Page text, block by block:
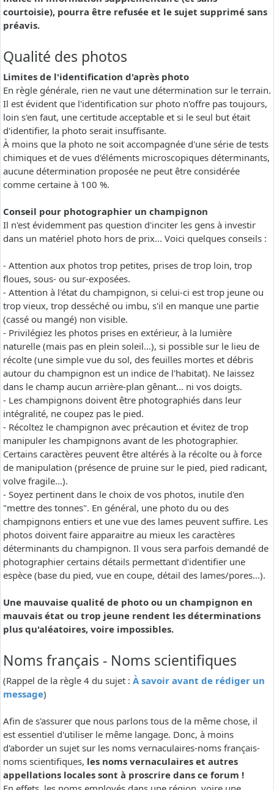
courtoisie), pourra être refusée et le sujet supprimé sans
préavis.
Qualité des photos
Limites de l'identification d'après photo
En règle générale, rien ne vaut une détermination sur le terrain.
Il est évident que l'identification sur photo n'offre pas toujours,
loin s'en faut, une certitude acceptable et si le seul but était
d'identifier, la photo serait insuffisante.
À moins que la photo ne soit accompagnée d'une série de tests
chimiques et de vues d'éléments microscopiques déterminants,
aucune détermination proposée ne peut être considérée
comme certaine à 100 %.
Conseil pour photographier un champignon
Il n'est évidemment pas question d'inciter les gens à investir
dans un matériel photo hors de prix... Voici quelques conseils :
- Attention aux photos trop petites, prises de trop loin, trop
floues, sous- ou sur-exposées.
- Attention à l'état du champignon, si celui-ci est trop jeune ou
trop vieux, trop desséché ou imbu, s'il en manque une partie
(cassé ou mangé) non visible.
- Privilégiez les photos prises en extérieur, à la lumière
naturelle (mais pas en plein soleil...), si possible sur le lieu de
récolte (une simple vue du sol, des feuilles mortes et débris
autour du champignon est un indice de l'habitat). Ne laissez
dans le champ aucun arrière-plan gênant... ni vos doigts.
- Les champignons doivent être photographiés dans leur
intégralité, ne coupez pas le pied.
- Récoltez le champignon avec précaution et évitez de trop
manipuler les champignons avant de les photographier.
Certains caractères peuvent être altérés à la récolte ou à force
de manipulation (présence de pruine sur le pied, pied radicant,
volve fragile...).
- Soyez pertinent dans le choix de vos photos, inutile d'en
"mettre des tonnes". En général, une photo du ou des
champignons entiers et une vue des lames peuvent suffire. Les
photos doivent faire apparaitre au mieux les caractères
déterminants du champignon. Il vous sera parfois demandé de
photographier certains détails permettant d'identifier une
espèce (base du pied, vue en coupe, détail des lames/pores...).
Une mauvaise qualité de photo ou un champignon en
mauvais état ou trop jeune rendent les déterminations
plus qu'aléatoires, voire impossibles.
Noms français - Noms scientifiques
(Rappel de la règle 4 du sujet : À savoir avant de rédiger un
message)
Afin de s'assurer que nous parlons tous de la même chose, il
est essentiel d'utiliser le même langage. Donc, à moins
d'aborder un sujet sur les noms vernaculaires-noms français-
noms scientifiques, les noms vernaculaires et autres
appellations locales sont à proscrire dans ce forum !